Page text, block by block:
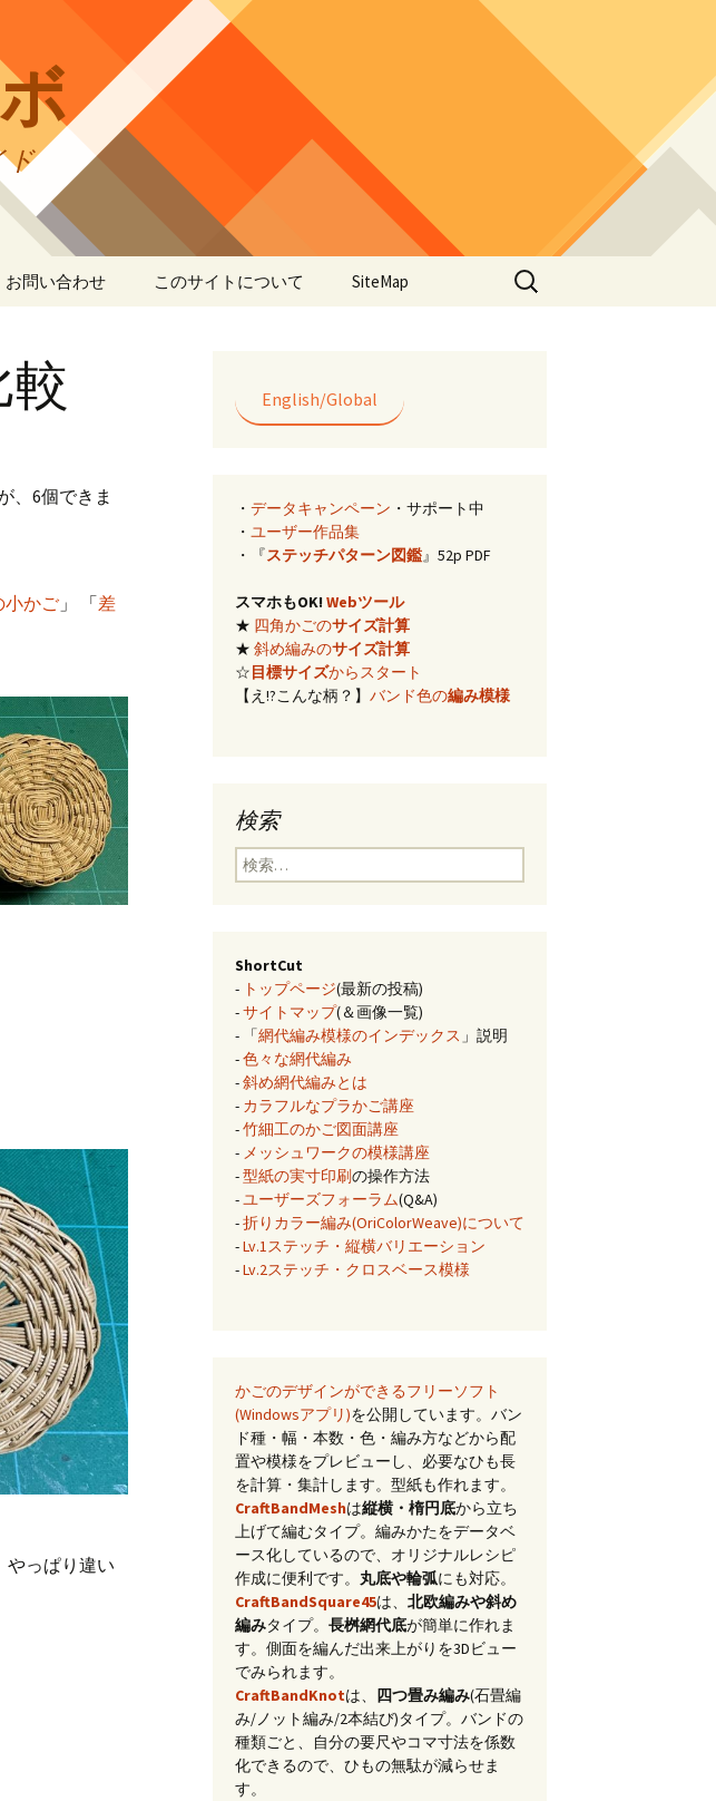
ド
力例
使用
力例
ル手順
始め方
ーラム
四角かごのサイズ計算
イズ計算
目標サイズからの概算
バンド色の編み模様
縦横のステッチ・2色の
組合せ模様
クロスベースのステッ
チ・2色の組合せ模様
お問い合わせ このサイトについて
折りカラー編み
(OriColorWeave)につい
SiteMap
検
索:
、6個できま
小かご 」 「差
やっぱり違い
English/Global
・ データキャンペーン ・サポート中
・ ユーザー作品集
・『ステッチパターン図鑑』52p PDF
スマホもOK! Webツール
★ 四角かごのサイズ計算
★ 斜め編みのサイズ計算
☆目標サイズからスタート
【え!?こんな柄？】 バンド色の編み模様
検索
検
索:
ShortCut
- トップページ(最新の投稿)
-サイトマップ(＆画像一覧)
- 「網代編み模様のインデックス 」説明
-色々な網代編み
-斜め網代編みとは
- カラフルなプラかご講座
-竹細工のかご図面講座
- メッシュワークの模様講座
-型紙の実寸印刷の操作方法
-ユーザーズフォーラム(Q&A)
-折りカラー編み(OriColorWeave)について
-Lv.1ステッチ・縦横バリエーション
-Lv.2ステッチ・クロスベース模様
かごのデザインができるフリーソフト
(Windowsアプリ)を公開しています。バン
ド種・幅・本数・色・編み方などから配
置や模様をプレビューし、必要なひも長
を計算・集計します。型紙も作れます。
CraftBandMeshは縦横・楕円底から立ち
上げて編むタイプ。編みかたをデータベ
ース化しているので、オリジナルレシピ
作成に便利です。 丸底や輪弧にも対応。
CraftBandSquare45は、 北欧編みや斜め
編みタイプ。 長桝網代底が簡単に作れま
す。側面を編んだ出来上がりを3Dビュー
でみられます。
CraftBandKnotは、 四つ畳み編み(石畳編
み/ノット編み/2本結び)タイプ。バンドの
種類ごと、自分の要尺やコマ寸法を係数
化できるので、ひもの無駄が減らせま
す。